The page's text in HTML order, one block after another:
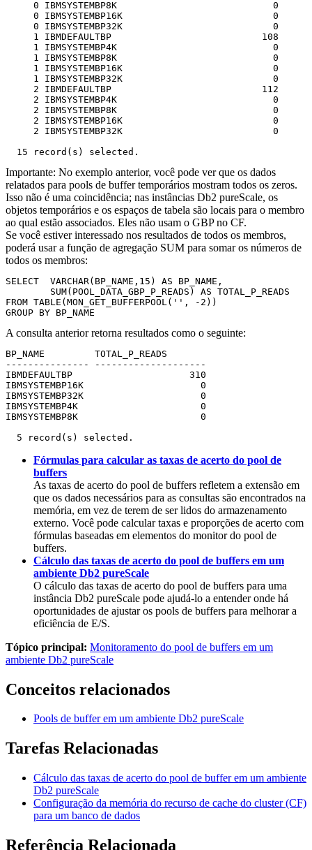
     0 IBMSYSTEMBP8K                            0
     0 IBMSYSTEMBP16K                           0
     0 IBMSYSTEMBP32K                           0
     1 IBMDEFAULTBP                           108
     1 IBMSYSTEMBP4K                            0
     1 IBMSYSTEMBP8K                            0
     1 IBMSYSTEMBP16K                           0
     1 IBMSYSTEMBP32K                           0
     2 IBMDEFAULTBP                           112
     2 IBMSYSTEMBP4K                            0
     2 IBMSYSTEMBP8K                            0
     2 IBMSYSTEMBP16K                           0
     2 IBMSYSTEMBP32K                           0
  15 record(s) selected.
Importante: No exemplo anterior, você pode ver que os dados
relatados para pools de buffer temporários mostram todos os zeros.
Isso não é uma coincidência; nas instâncias Db2 pureScale, os
objetos temporários e os espaços de tabela são locais para o membro
ao qual estão associados. Eles não usam o GBP no CF.
Se você estiver interessado nos resultados de todos os membros,
poderá usar a função de agregação SUM para somar os números de
todos os membros:
SELECT  VARCHAR(BP_NAME,15) AS BP_NAME,
        SUM(POOL_DATA_GBP_P_READS) AS TOTAL_P_READS
FROM TABLE(MON_GET_BUFFERPOOL('', -2))
GROUP BY BP_NAME
A consulta anterior retorna resultados como o seguinte:
BP_NAME         TOTAL_P_READS
--------------- --------------------
IBMDEFAULTBP                     310
IBMSYSTEMBP16K                     0
IBMSYSTEMBP32K                     0
IBMSYSTEMBP4K                      0
IBMSYSTEMBP8K                      0
  5 record(s) selected.
Fórmulas para calcular as taxas de acerto do pool de
buffers
As taxas de acerto do pool de buffers refletem a extensão em
que os dados necessários para as consultas são encontrados na
memória, em vez de terem de ser lidos do armazenamento
externo. Você pode calcular taxas e proporções de acerto com
fórmulas baseadas em elementos do monitor do pool de
buffers.
Cálculo das taxas de acerto do pool de buffers em um
ambiente Db2 pureScale
O cálculo das taxas de acerto do pool de buffers para uma
instância Db2 pureScale pode ajudá-lo a entender onde há
oportunidades de ajustar os pools de buffers para melhorar a
eficiência de E/S.
Tópico principal: Monitoramento do pool de buffers em um
ambiente Db2 pureScale
Conceitos relacionados
Pools de buffer em um ambiente Db2 pureScale
Tarefas Relacionadas
Cálculo das taxas de acerto do pool de buffer em um ambiente
Db2 pureScale
Configuração da memória do recurso de cache do cluster (CF)
para um banco de dados
Referência Relacionada